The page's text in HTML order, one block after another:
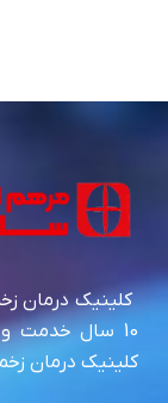
کلینیک درمان زخم
10 سال خدمت و
کلینیک درمان